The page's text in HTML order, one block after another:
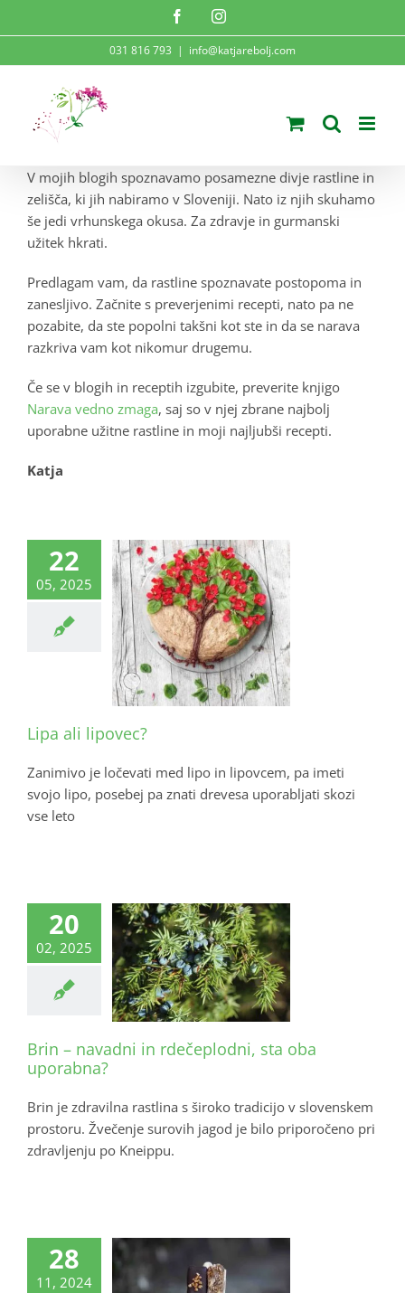
to
FacebookInstagram
031 816 793 | info@katjarebolj.com
V mojih blogih spoznavamo posamezne divje rastline in
zelišča, ki jih nabiramo v Sloveniji. Nato iz njih skuhamo
še jedi vrhunskega okusa. Za zdravje in gurmanski
užitek hkrati.
Predlagam vam, da rastline spoznavate postopoma in
zanesljivo. Začnite s preverjenimi recepti, nato pa ne
pozabite, da ste popolni takšni kot ste in da se narava
razkriva vam kot nikomur drugemu.
Če se v blogih in receptih izgubite, preverite knjigo
Narava vedno zmaga, saj so v njej zbrane najbolj
uporabne užitne rastline in moji najljubši recepti.
Katja
22
05, 2025
Lipa ali lipovec?
Zanimivo je ločevati med lipo in lipovcem, pa imeti
svojo lipo, posebej pa znati drevesa uporabljati skozi
vse leto
20
02, 2025
Brin – navadni in rdečeplodni, sta oba
uporabna?
Brin je zdravilna rastlina s široko tradicijo v slovenskem
prostoru. Žvečenje surovih jagod je bilo priporočeno pri
zdravljenju po Kneippu.
28
11, 2024